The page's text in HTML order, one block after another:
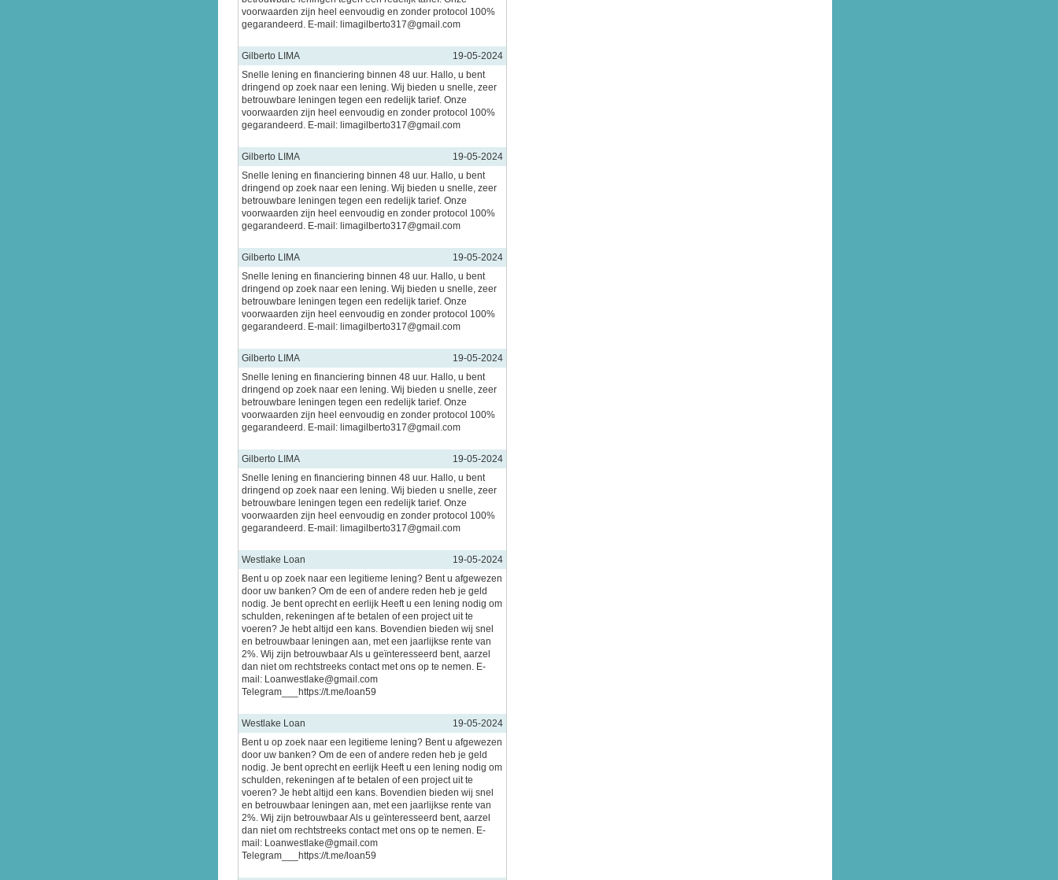
voorwaarden zijn heel eenvoudig en zonder protocol 100%
gegarandeerd. E-mail: limagilberto317@gmail.com
Gilberto LIMA
19-05-2024
Snelle lening en financiering binnen 48 uur. Hallo, u bent
dringend op zoek naar een lening. Wij bieden u snelle, zeer
betrouwbare leningen tegen een redelijk tarief. Onze
voorwaarden zijn heel eenvoudig en zonder protocol 100%
gegarandeerd. E-mail: limagilberto317@gmail.com
Gilberto LIMA
19-05-2024
Snelle lening en financiering binnen 48 uur. Hallo, u bent
dringend op zoek naar een lening. Wij bieden u snelle, zeer
betrouwbare leningen tegen een redelijk tarief. Onze
voorwaarden zijn heel eenvoudig en zonder protocol 100%
gegarandeerd. E-mail: limagilberto317@gmail.com
Gilberto LIMA
19-05-2024
Snelle lening en financiering binnen 48 uur. Hallo, u bent
dringend op zoek naar een lening. Wij bieden u snelle, zeer
betrouwbare leningen tegen een redelijk tarief. Onze
voorwaarden zijn heel eenvoudig en zonder protocol 100%
gegarandeerd. E-mail: limagilberto317@gmail.com
Gilberto LIMA
19-05-2024
Snelle lening en financiering binnen 48 uur. Hallo, u bent
dringend op zoek naar een lening. Wij bieden u snelle, zeer
betrouwbare leningen tegen een redelijk tarief. Onze
voorwaarden zijn heel eenvoudig en zonder protocol 100%
gegarandeerd. E-mail: limagilberto317@gmail.com
Gilberto LIMA
19-05-2024
Snelle lening en financiering binnen 48 uur. Hallo, u bent
dringend op zoek naar een lening. Wij bieden u snelle, zeer
betrouwbare leningen tegen een redelijk tarief. Onze
voorwaarden zijn heel eenvoudig en zonder protocol 100%
gegarandeerd. E-mail: limagilberto317@gmail.com
Westlake Loan
19-05-2024
Bent u op zoek naar een legitieme lening? Bent u afgewezen
door uw banken? Om de een of andere reden heb je geld
nodig. Je bent oprecht en eerlijk Heeft u een lening nodig om
schulden, rekeningen af te betalen of een project uit te
voeren? Je hebt altijd een kans. Bovendien bieden wij snel
en betrouwbaar leningen aan, met een jaarlijkse rente van
2%. Wij zijn betrouwbaar Als u geïnteresseerd bent, aarzel
dan niet om rechtstreeks contact met ons op te nemen. E-
mail: Loanwestlake@gmail.com
Telegram___https://t.me/loan59
Westlake Loan
19-05-2024
Bent u op zoek naar een legitieme lening? Bent u afgewezen
door uw banken? Om de een of andere reden heb je geld
nodig. Je bent oprecht en eerlijk Heeft u een lening nodig om
schulden, rekeningen af te betalen of een project uit te
voeren? Je hebt altijd een kans. Bovendien bieden wij snel
en betrouwbaar leningen aan, met een jaarlijkse rente van
2%. Wij zijn betrouwbaar Als u geïnteresseerd bent, aarzel
dan niet om rechtstreeks contact met ons op te nemen. E-
mail: Loanwestlake@gmail.com
Telegram___https://t.me/loan59